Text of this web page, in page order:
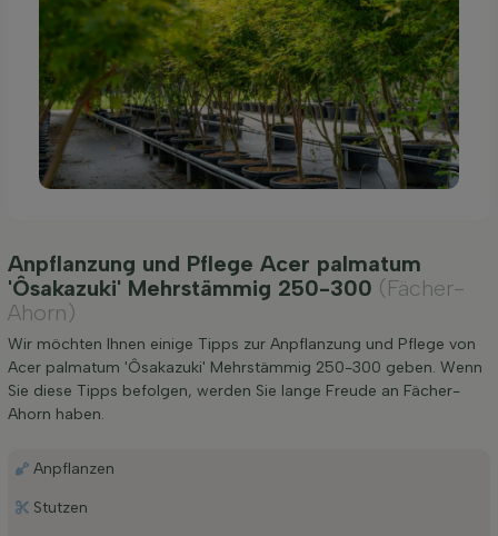
Anpflanzung und Pflege Acer palmatum
'Ôsakazuki' Mehrstämmig 250-300 (Fächer-
Ahorn)
Wir möchten Ihnen einige Tipps zur Anpflanzung und Pflege von
Acer palmatum 'Ôsakazuki' Mehrstämmig 250-300 geben. Wenn
Sie diese Tipps befolgen, werden Sie lange Freude an Fächer-
Ahorn haben.
Anpflanzen
Stutzen